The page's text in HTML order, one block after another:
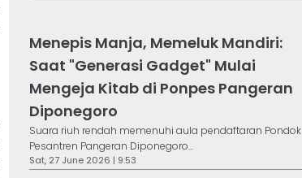
Menepis Manja, Memeluk Mandiri:
Saat "Generasi Gadget" Mulai
Mengeja Kitab di Ponpes Pangeran
Diponegoro
Suara riuh rendah memenuhi aula pendaftaran Pondok
Pesantren Pangeran Diponegoro...
Sat, 27 June 2026 | 9:53